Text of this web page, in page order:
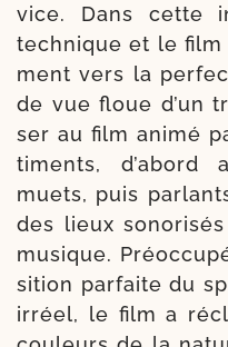
vice. Dans cette
tech­nique et le
ment vers la
de vue floue d’un
ser au film ani­mé
ti­ments, d’a­bord
muets, puis
des lieux
musique.
si­tion par­faite du
irréel, le film a